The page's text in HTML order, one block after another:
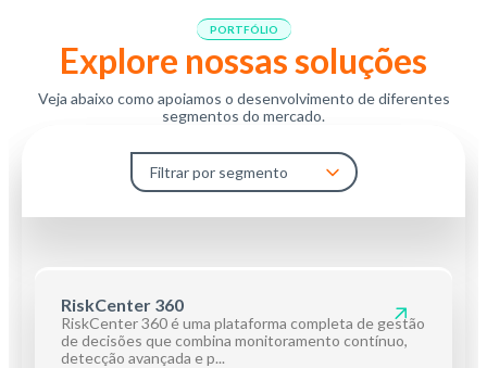
PORTFÓLIO
Explore nossas soluções
Veja abaixo como apoiamos o desenvolvimento de diferentes
segmentos do mercado.
RiskCenter 360
RiskCenter 360 é uma plataforma completa de gestão
de decisões que combina monitoramento contínuo,
detecção avançada e p...